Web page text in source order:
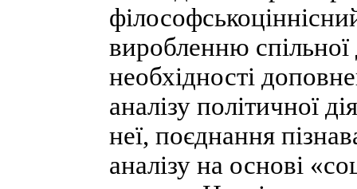
виробленню
необхідності
аналізу політичної
неї, поєднання
аналізу на основі